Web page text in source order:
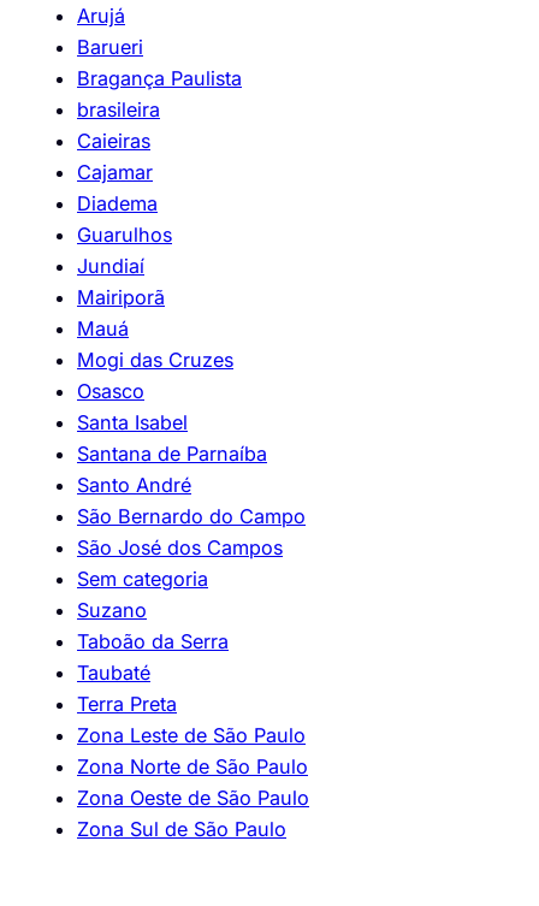
Arujá
Barueri
Bragança Paulista
brasileira
Caieiras
Cajamar
Diadema
Guarulhos
Jundiaí
Mairiporã
Mauá
Mogi das Cruzes
Osasco
Santa Isabel
Santana de Parnaíba
Santo André
São Bernardo do Campo
São José dos Campos
Sem categoria
Suzano
Taboão da Serra
Taubaté
Terra Preta
Zona Leste de São Paulo
Zona Norte de São Paulo
Zona Oeste de São Paulo
Zona Sul de São Paulo